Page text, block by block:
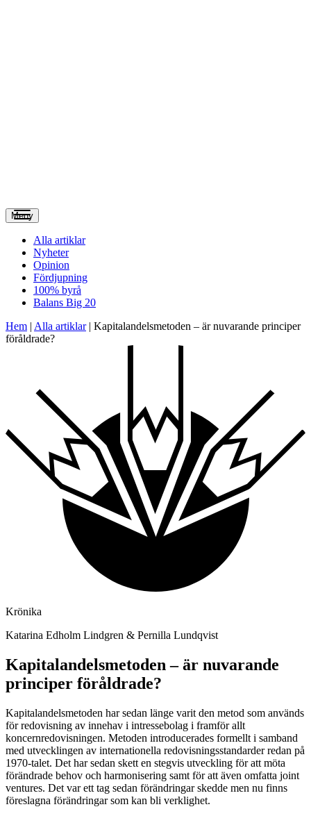
Meny
Alla artiklar
Nyheter
Opinion
Fördjupning
100% byrå
Balans Big 20
Hem | Alla artiklar| Kapitalandelsmetoden – är nuvarande principer
föråldrade?
Krönika
Katarina Edholm Lindgren & Pernilla Lundqvist
Kapitalandelsmetoden – är nuvarande
principer föråldrade?
Kapitalandelsmetoden har sedan länge varit den metod som används
för redovisning av innehav i intressebolag i framför allt
koncernredovisningen. Metoden introducerades formellt i samband
med utvecklingen av internationella redovisningsstandarder redan på
1970-talet. Det har sedan skett en stegvis utveckling för att möta
förändrade behov och harmonisering samt för att även omfatta joint
ventures. Det var ett tag sedan förändringar skedde men nu finns
föreslagna förändringar som kan bli verklighet.